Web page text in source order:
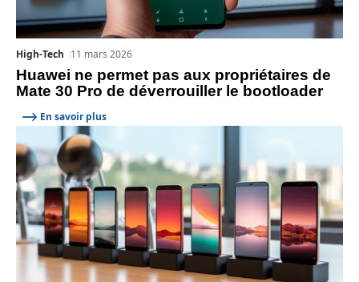
Huawei ne permet pas aux propriétaires de
Mate 30 Pro de déverrouiller le bootloader
High-Tech 11 mars 2026
En savoir plus